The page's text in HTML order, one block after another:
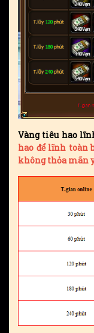
Vàng tiêu hao
hao để lĩnh
không thỏa mãn